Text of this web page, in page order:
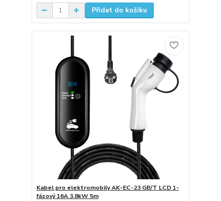
Přidat do košíku
Kabel pro elektromobily AK-EC-23 GB/T LCD 1-
fázový 16A 3.8kW 5m